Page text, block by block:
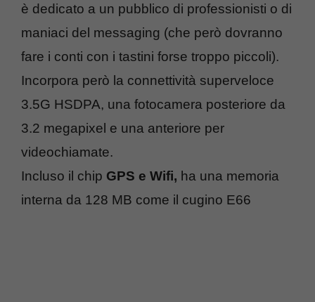
è dedicato a un pubblico di professionisti o di
maniaci del messaging (che però dovranno
fare i conti con i tastini forse troppo piccoli).
Incorpora però la connettività superveloce
3.5G HSDPA, una fotocamera posteriore da
3.2 megapixel e una anteriore per
videochiamate.
Incluso il chip GPS e Wifi, ha una memoria
interna da 128 MB come il cugino E66